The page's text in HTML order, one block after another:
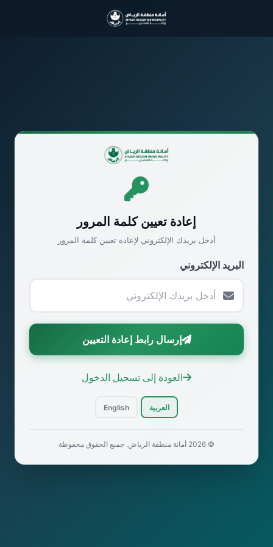
إعادة تعيين كلمة المرور
أدخل بريدك الإلكتروني لإعادة تعيين كلمة المرور
البريد الإلكتروني
إرسال رابط إعادة التعيين
العودة إلى تسجيل الدخول
العربية English
© 2026 أمانة منطقة الرياض. جميع الحقوق محفوظة